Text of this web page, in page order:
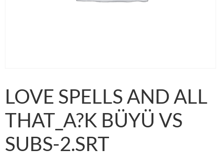
LOVE SPELLS AND ALL
THAT_A?K BÜYÜ VS
SUBS-2.SRT